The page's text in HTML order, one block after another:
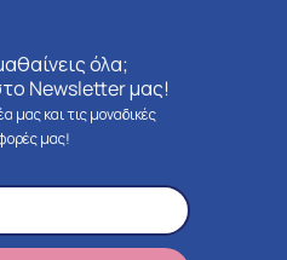
όλα;
Newsletter μας!
μας και τις μοναδικές
μας!